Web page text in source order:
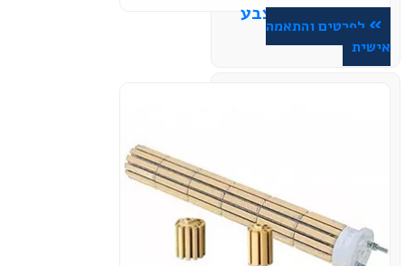
גופי חימום אצבע
לפרטים והתאמה
אישית